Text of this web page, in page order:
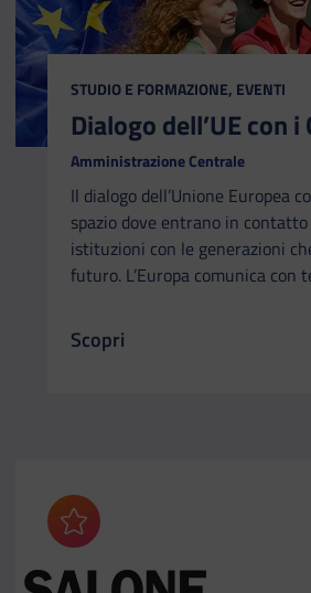
CATEGORIA:
STUDIO E FORMAZIONE, EVENTI
Dialogo dell’UE con i
Amministrazione Centrale
Il dialogo dell’Unione Europea
spazio dove entrano in
istituzioni con le generazioni
futuro. L’Europa comunica con
Il link ti porterà ad avere
Scopri
Aggiungi ai preferiti